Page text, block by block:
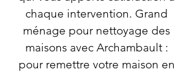
chaque intervention. Grand
ménage pour nettoyage des
maisons avec Archambault :
pour remettre votre maison en